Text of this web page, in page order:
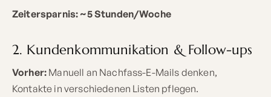
Zeitersparnis: ~5 Stunden/Woche
2. Kundenkommunikation & Follow-ups
Vorher: Manuell an Nachfass-E-Mails denken,
Kontakte in verschiedenen Listen pflegen.